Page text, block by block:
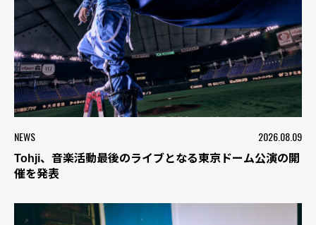
NEWS 2026.08.09
Tohji、音楽活動最後のライブとなる東京ドーム公演の開
催を発表